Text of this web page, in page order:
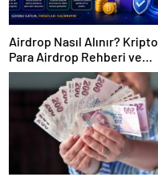
Airdrop Nasıl Alınır? Kripto
Para Airdrop Rehberi ve
Güvenli Katılım Yöntemleri